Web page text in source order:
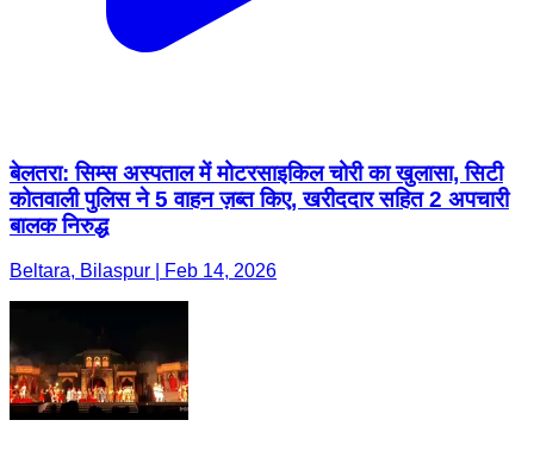
बेलतरा: सिम्स अस्पताल में मोटरसाइकिल चोरी का खुलासा, सिटी
कोतवाली पुलिस ने 5 वाहन ज़ब्त किए, खरीददार सहित 2 अपचारी
बालक निरुद्ध
Beltara, Bilaspur | Feb 14, 2026